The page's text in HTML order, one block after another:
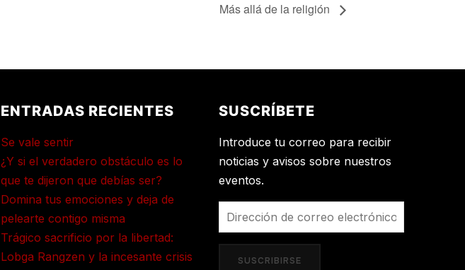
Más allá de la religión
ENTRADAS RECIENTES
Se vale sentir
¿Y si el verdadero obstáculo es lo
que te dijeron que debías ser?
Domina tus emociones y deja de
pelearte contigo misma
Trágico sacrificio por la libertad:
Lobga Rangzen y la incesante crisis
SUSCRÍBETE
Introduce tu correo para recibir
noticias y avisos sobre nuestros
eventos.
Dirección
de
correo
SUSCRIBIRSE